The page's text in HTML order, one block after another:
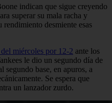
indican que sigue creyendo
superar su mala racha y
desmiente esas
miércoles por 12-2 ante los
le dio un segundo día de
segundo base, en apuros, a
Se espera que
un lanzador zurdo.